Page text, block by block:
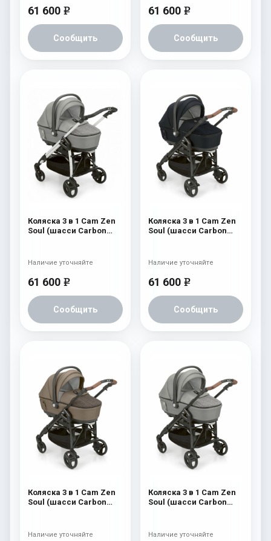
61 600 e
Сообщить
61 600 e
Сообщить
Коляска 3 в 1 Cam Zen
Soul (шасси Carbon
61 600 e
Сообщить
Наличие уточняйте
Коляска 3 в 1 Cam Zen
Soul (шасси Carbon
61 600 e
Сообщить
Наличие уточняйте
Коляска 3 в 1 Cam Zen
Soul (шасси Carbon
Наличие уточняйте
Коляска 3 в 1 Cam Zen
Soul (шасси Carbon
Наличие уточняйте